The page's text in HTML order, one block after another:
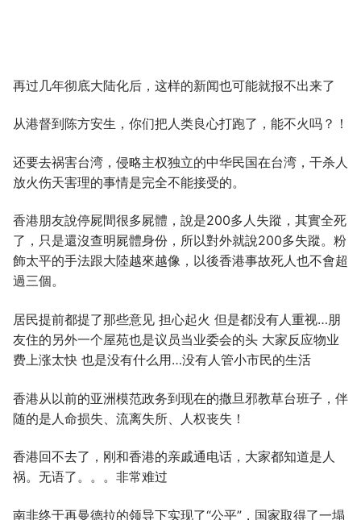
再过几年彻底大陆化后，这样的新闻也可能就报不出来了
从港督到陈方安生，你们把人类良心打跑了，能不火吗？！
还要去祸害台湾，侵略主权独立的中华民国在台湾，干杀人
放火伤天害理的事情是完全不能接受的。
香港朋友說停屍間很多屍體，說是200多人失蹤，其實全死
了，只是還沒查明屍體身份，所以對外就說200多失蹤。粉
飾太平的手法跟大陸越來越像，以後香港事故死人也不會超
過三個。
居民提前都提了那些意见 担心起火 但是都没有人重视…朋
友住的另外一个屋苑也是议员当业委会的头 大家反应物业
费上涨太快 也是没有什么用…没有人管小市民的生活
香港从以前的亚洲模范政务到现在的撒旦邪教草台班子，伴
随的是人命损失、流离失所、人权丧失！
香港回不去了，刚和香港的亲戚通电话，大家都知道是人
祸。无语了。。。非常难过
南非终于再曼德拉的领导下实现了“公平”，国家取得了一塌